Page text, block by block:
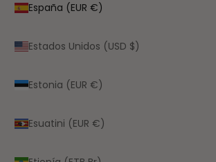
España (EUR €)
Estados Unidos (USD $)
Estonia (EUR €)
Esuatini (EUR €)